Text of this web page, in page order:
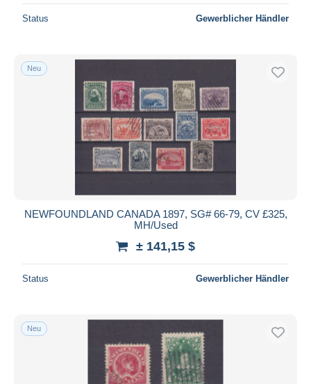
Status Gewerblicher Händler
Neu
NEWFOUNDLAND CANADA 1897, SG# 66-79, CV £325,
MH/Used
± 141,15 $
Status Gewerblicher Händler
Neu